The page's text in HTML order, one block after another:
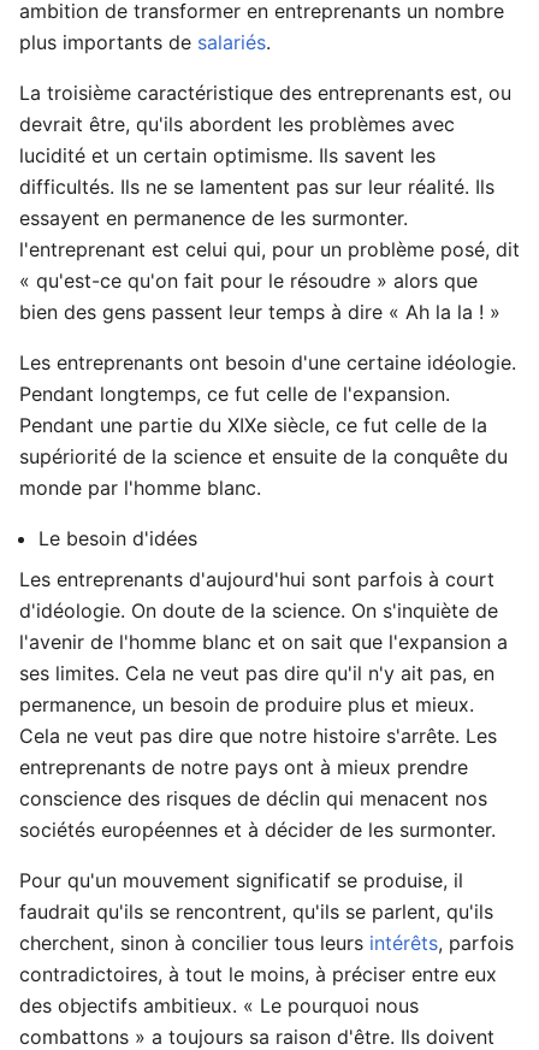
ambition de transformer en entreprenants un nombre
plus importants de salariés.
La troisième caractéristique des entreprenants est, ou
devrait être, qu'ils abordent les problèmes avec
lucidité et un certain optimisme. Ils savent les
difficultés. Ils ne se lamentent pas sur leur réalité. Ils
essayent en permanence de les surmonter.
l'entreprenant est celui qui, pour un problème posé, dit
« qu'est-ce qu'on fait pour le résoudre » alors que
bien des gens passent leur temps à dire « Ah la la ! »
Les entreprenants ont besoin d'une certaine idéologie.
Pendant longtemps, ce fut celle de l'expansion.
Pendant une partie du XIXe siècle, ce fut celle de la
supériorité de la science et ensuite de la conquête du
monde par l'homme blanc.
Le besoin d'idées
Les entreprenants d'aujourd'hui sont parfois à court
d'idéologie. On doute de la science. On s'inquiète de
l'avenir de l'homme blanc et on sait que l'expansion a
ses limites. Cela ne veut pas dire qu'il n'y ait pas, en
permanence, un besoin de produire plus et mieux.
Cela ne veut pas dire que notre histoire s'arrête. Les
entreprenants de notre pays ont à mieux prendre
conscience des risques de déclin qui menacent nos
sociétés européennes et à décider de les surmonter.
Pour qu'un mouvement significatif se produise, il
faudrait qu'ils se rencontrent, qu'ils se parlent, qu'ils
cherchent, sinon à concilier tous leurs intérêts, parfois
contradictoires, à tout le moins, à préciser entre eux
des objectifs ambitieux. « Le pourquoi nous
combattons » a toujours sa raison d'être. Ils doivent